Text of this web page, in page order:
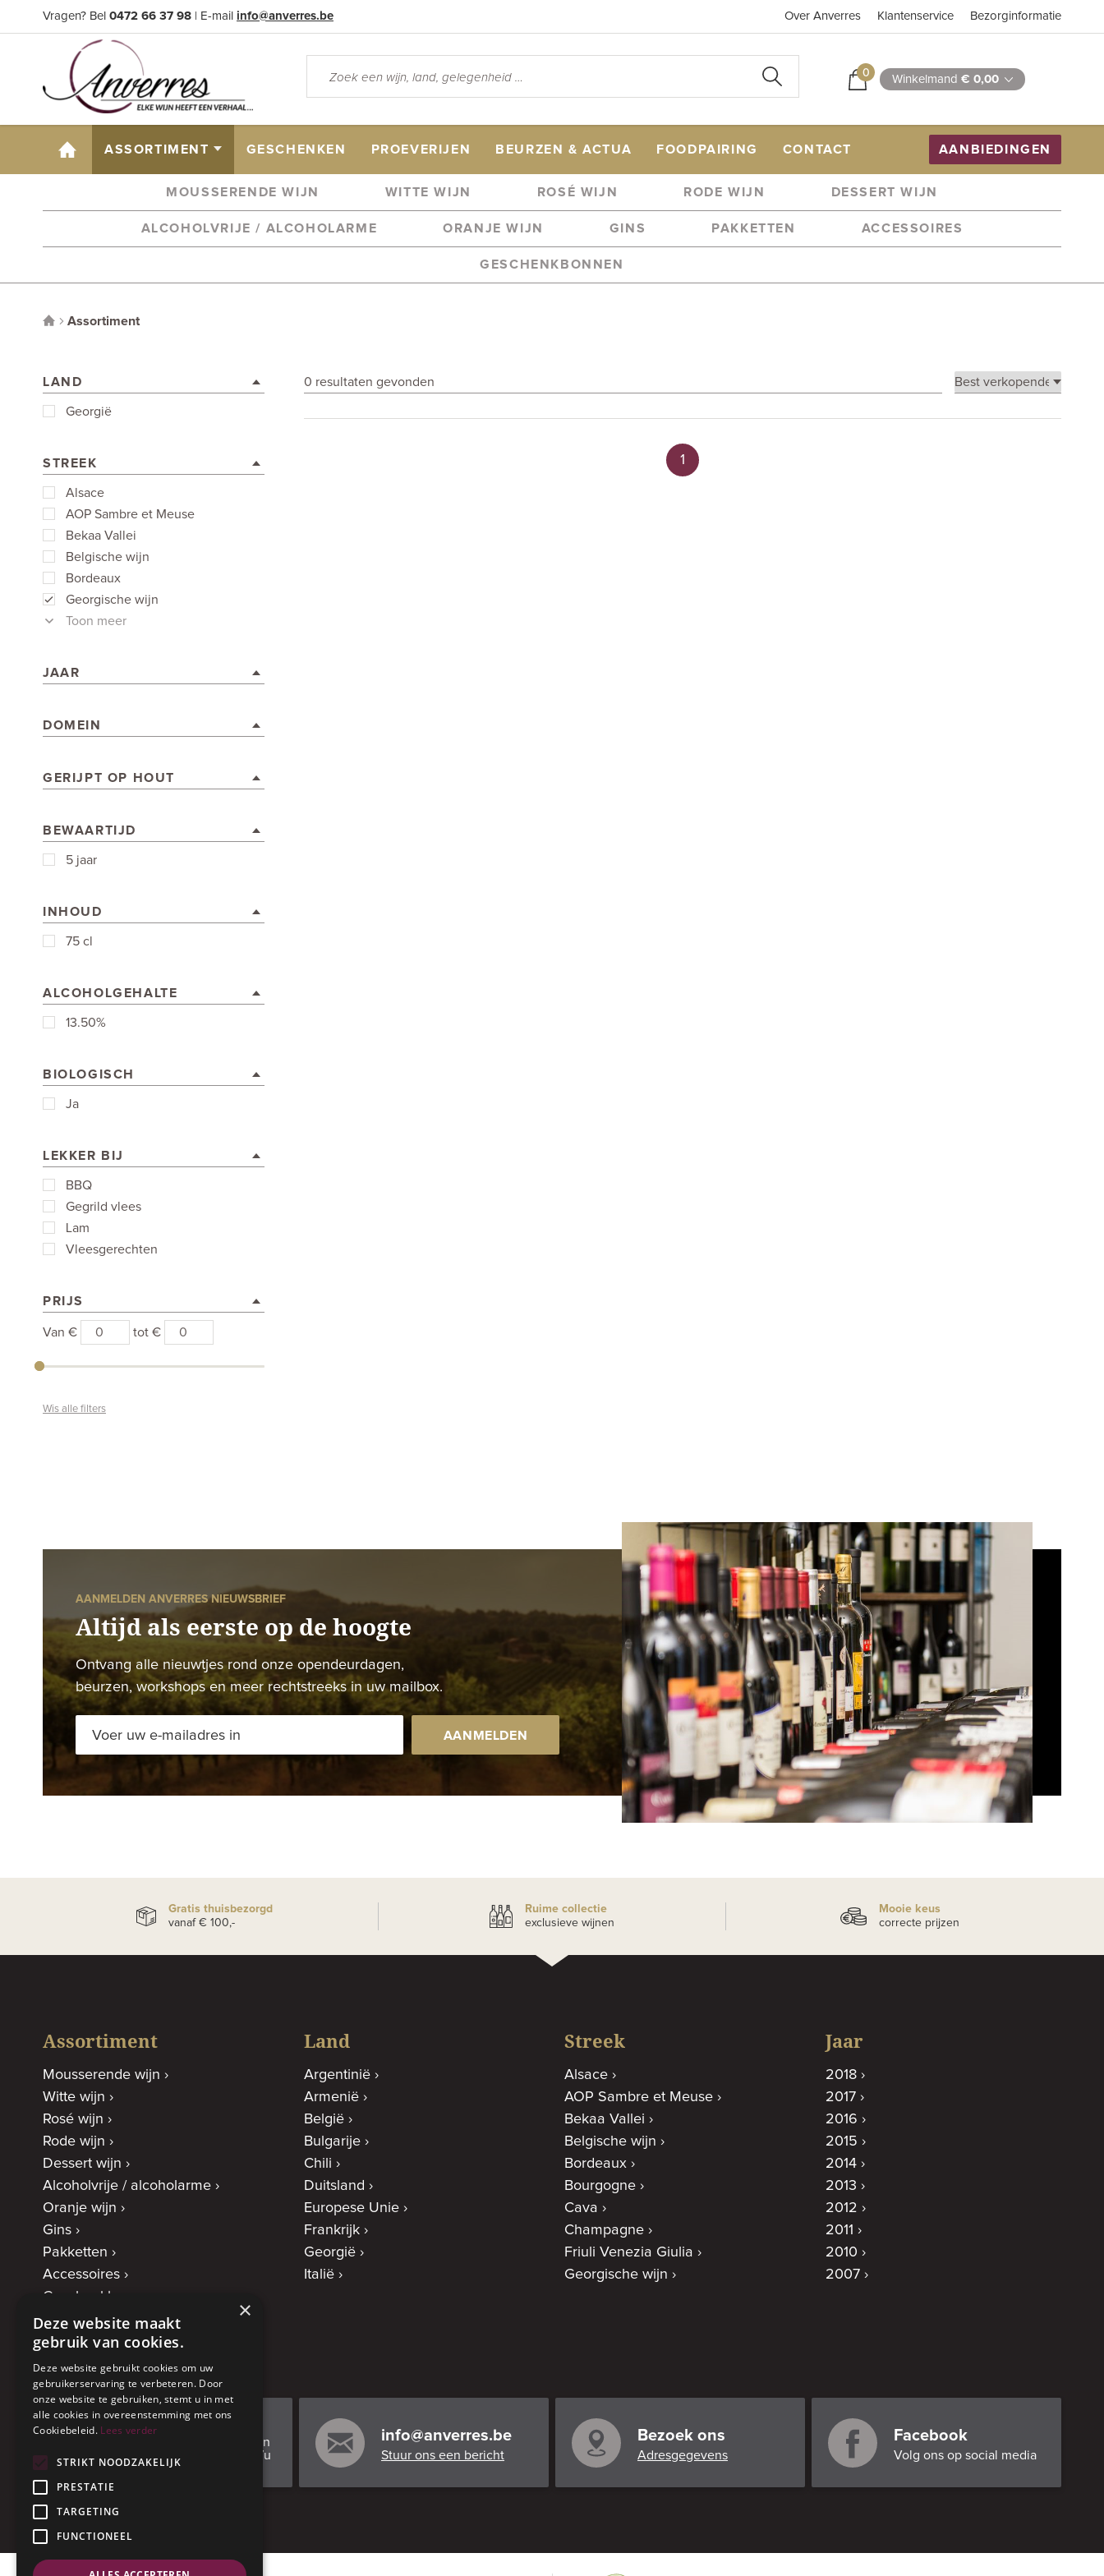
Vragen? Bel 0472 66 37 98 | E-mail info@anverres.be Over Anverres Klantenservice Bezorginformatie
0 Winkelmand € 0,00
HOME ASSORTIMENT GESCHENKEN PROEVERIJEN BEURZEN & ACTUA FOODPAIRING CONTACT AANBIEDINGEN
MOUSSERENDE WIJN WITTE WIJN ROSÉ WIJN RODE WIJN DESSERT WIJN
ALCOHOLVRIJE / ALCOHOLARME ORANJE WIJN GINS PAKKETTEN ACCESSOIRES
GESCHENKBONNEN
Assortiment
LAND
Georgië
STREEK
Alsace
AOP Sambre et Meuse
Bekaa Vallei
Belgische wijn
Bordeaux
Georgische wijn
Toon meer
JAAR
DOMEIN
GERIJPT OP HOUT
BEWAARTIJD
5 jaar
INHOUD
75 cl
ALCOHOLGEHALTE
13.50%
BIOLOGISCH
Ja
LEKKER BIJ
BBQ
Gegrild vlees
Lam
Vleesgerechten
PRIJS
Van € tot €
Wis alle filters
0 resultaten gevonden
1
AANMELDEN ANVERRES NIEUWSBRIEF
Altijd als eerste op de hoogte
Ontvang alle nieuwtjes rond onze opendeurdagen,
beurzen, workshops en meer rechtstreeks in uw mailbox.
AANMELDEN
Gratis thuisbezorgd
vanaf € 100,-
Ruime collectie
exclusieve wijnen
Mooie keus
correcte prijzen
Assortiment
Mousserende wijn
Witte wijn
Rosé wijn
Rode wijn
Dessert wijn
Alcoholvrije / alcoholarme
Oranje wijn
Gins
Pakketten
Accessoires
Geschenkbonnen
Land
Argentinië
Armenië
België
Bulgarije
Chili
Duitsland
Europese Unie
Frankrijk
Georgië
Italië
Streek
Alsace
AOP Sambre et Meuse
Bekaa Vallei
Belgische wijn
Bordeaux
Bourgogne
Cava
Champagne
Friuli Venezia Giulia
Georgische wijn
Jaar
2018
2017
2016
2015
2014
2013
2012
2011
2010
2007
0472 66 37 98
Elke 1e en 3e zondag van
de maand: van 13u tot 17u
of na afspraak
info@anverres.be
Stuur ons een bericht
Bezoek ons
Adresgegevens
Facebook
Volg ons op social media
×
Deze website maakt
gebruik van cookies.
Deze website gebruikt cookies om uw
gebruikerservaring te verbeteren. Door
onze website te gebruiken, stemt u in met
alle cookies in overeenstemming met ons
Cookiebeleid. Lees verder
STRIKT NOODZAKELIJK
PRESTATIE
TARGETING
FUNCTIONEEL